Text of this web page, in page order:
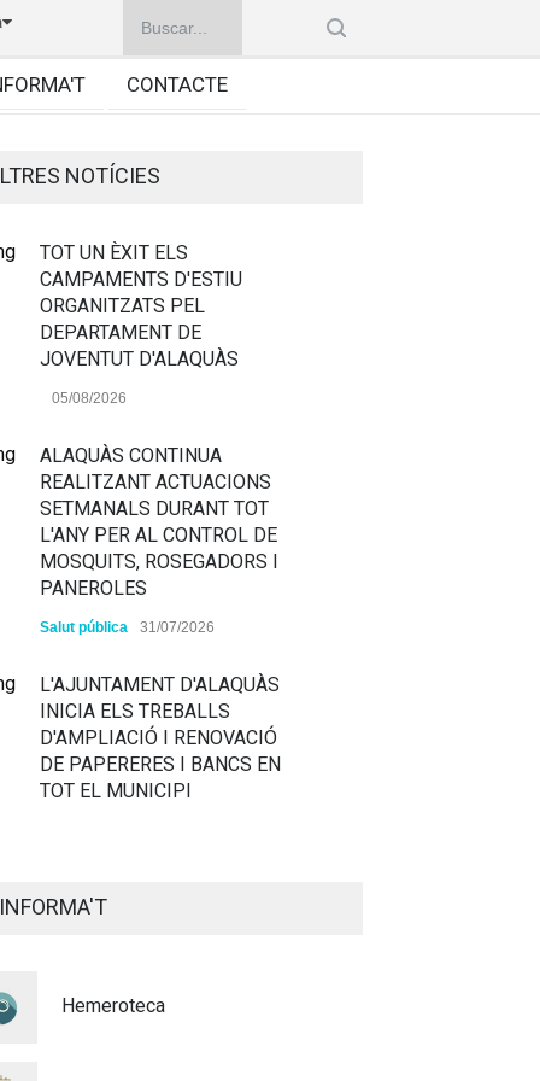
CONTACTE
NOTÍCIES
TOT UN ÈXIT ELS
CAMPAMENTS D'ESTIU
ORGANITZATS PEL
DEPARTAMENT DE
JOVENTUT D'ALAQUÀS
05/08/2026
ALAQUÀS CONTINUA
REALITZANT ACTUACIONS
SETMANALS DURANT TOT
L'ANY PER AL CONTROL DE
MOSQUITS, ROSEGADORS I
PANEROLES
Salut pública 31/07/2026
L'AJUNTAMENT D'ALAQUÀS
INICIA ELS TREBALLS
D'AMPLIACIÓ I RENOVACIÓ
DE PAPERERES I BANCS EN
TOT EL MUNICIPI
SENYALITZACIÓ
Policia 29/07/2026
Hemeroteca